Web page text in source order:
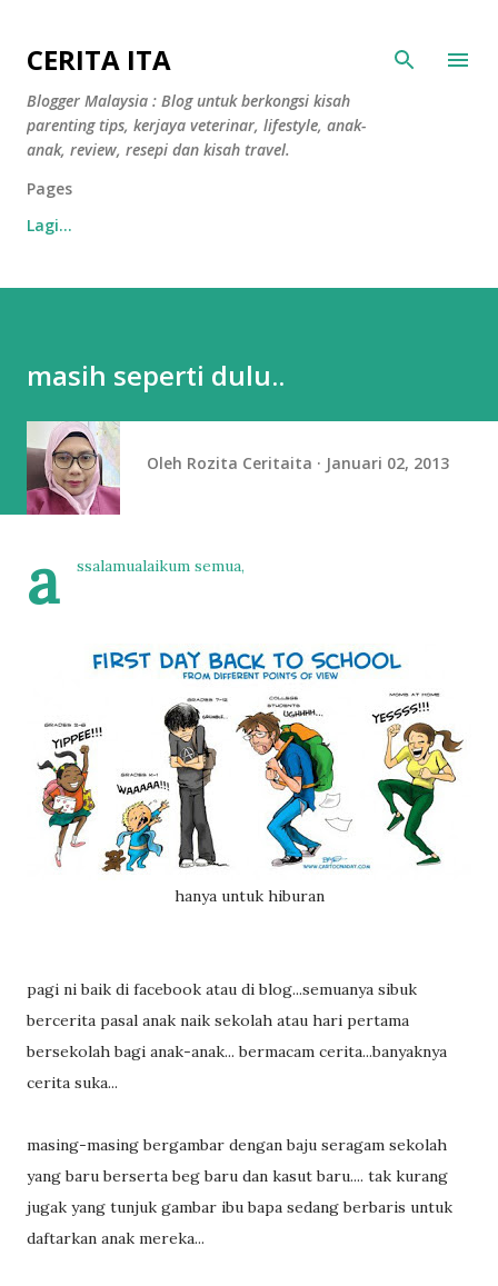
CERITA ITA
Blogger Malaysia : Blog untuk berkongsi kisah
parenting tips, kerjaya veterinar, lifestyle, anak-
anak, review, resepi dan kisah travel.
Pages
Lagi…
masih seperti dulu..
Oleh Rozita Ceritaita Januari 02, 2013
a ssalamualaikum semua,
hanya untuk hiburan
pagi ni baik di facebook atau di blog...semuanya sibuk
bercerita pasal anak naik sekolah atau hari pertama
bersekolah bagi anak-anak... bermacam cerita...banyaknya
cerita suka...
masing-masing bergambar dengan baju seragam sekolah
yang baru berserta beg baru dan kasut baru.... tak kurang
jugak yang tunjuk gambar ibu bapa sedang berbaris untuk
daftarkan anak mereka...